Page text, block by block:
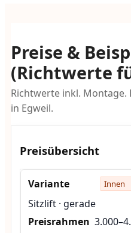
Preise &
(Richtwerte
Richtwerte inkl. Montage.
in Egweil.
Preisübersicht
Innen
Sitzlift · gerade